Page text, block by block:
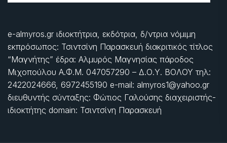
e-almyros.gr ιδιοκτήτρια, εκδότρια, δ/ντρια νόμιμη
εκπρόσωπος: Τσιντσίνη Παρασκευή διακριτικός τίτλος
“Μαγνήτης” έδρα: Αλμυρός Μαγνησίας πάροδος
Μιχοπούλου Α.Φ.Μ. 047057290 – Δ.Ο.Υ. ΒΟΛΟΥ τηλ:
2422024666, 6972455190 e-mail: almyros1@yahoo.gr
διευθυντής σύνταξης: Φώτιος Γαλούσης διαχειριστής-
ιδιοκτήτης domain: Τσιντσίνη Παρασκευή